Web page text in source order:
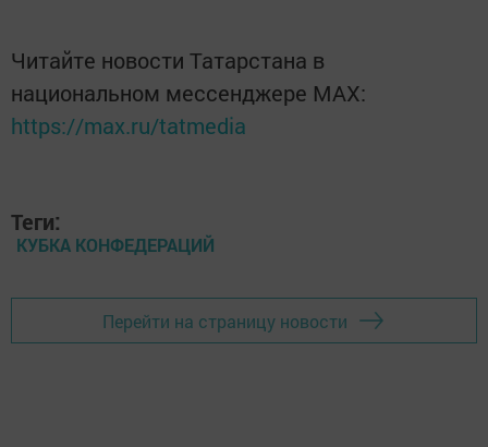
Читайте новости Татарстана в
национальном мессенджере MАХ:
https://max.ru/tatmedia
Теги:
КУБКА КОНФЕДЕРАЦИЙ
Перейти на страницу новости